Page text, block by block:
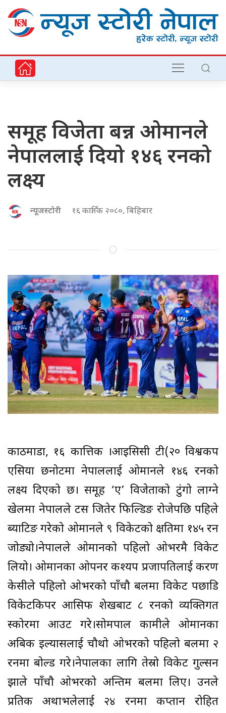
समूह विजेता बन्न ओमानले
नेपाललाई दियो १४६ रनको
लक्ष्य
न्यूजस्टोरी १६ कार्तिक २०८०, बिहिबार
काठमाडौं, १६ कात्तिक ।आइसिसी टी(२० विश्वकप
एसिया छनोटमा नेपाललाई ओमानले १४६ रनको
लक्ष्य दिएको छ। समूह ‘ए’ विजेताको टुंगो लाग्ने
खेलमा नेपालले टस जितेर फिल्डिङ रोजेपछि पहिले
ब्याटिङ गरेको ओमानले ९ विकेटको क्षतिमा १४५ रन
जोड्यो।नेपालले ‍ओमानको पहिलो ओभरमै विकेट
लियो। ओमानका ओपनर कश्यप प्रजापतिलाई करण
केसीले पहिलो ‌ओभरको पाँचौ बलमा विकेट पछाडि
विकेटकिपर आसिफ शेखबाट ८ रनको व्यक्तिगत
स्कोरमा आउट गरे।सोमपाल कामीले ओमानका
अबिक इल्यासलाई चौथो ओभरको पहिलो बलमा २
रनमा बोल्ड गरे।नेपालका लागि तेस्रो विकेट गुल्सन
झाले पाँचौ ओभरको अन्तिम बलमा लिए। उनले
प्रतिक अथाभलेलाई २४ रनमा कप्तान रोहित